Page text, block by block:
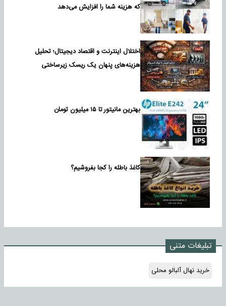
که هزینه شما را افزایش می‌دهد
اختلال اینترنت و اقتصاد دیجیتال؛ تحلیل
هزینه‌های پنهان یک ریسک زیرساختی
بهترین مانیتور تا ۱۵ میلیون تومان
کاغذ باطله را کجا بفروشیم؟
تبلیغات متنی
خرید نهال آلبالو محلی